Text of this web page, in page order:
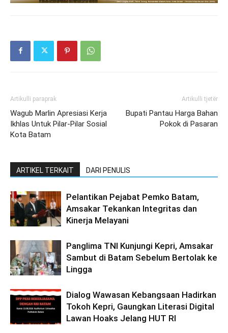
Artikulli paraprak
Wagub Marlin Apresiasi Kerja
Ikhlas Untuk Pilar-Pilar Sosial
Kota Batam
Artikulli tjetër
Bupati Pantau Harga Bahan
Pokok di Pasaran
ARTIKEL TERKAIT DARI PENULIS
Pelantikan Pejabat Pemko Batam,
Amsakar Tekankan Integritas dan
Kinerja Melayani
Panglima TNI Kunjungi Kepri, Amsakar
Sambut di Batam Sebelum Bertolak ke
Lingga
Dialog Wawasan Kebangsaan Hadirkan
Tokoh Kepri, Gaungkan Literasi Digital
Lawan Hoaks Jelang HUT RI